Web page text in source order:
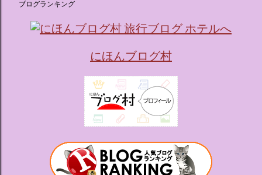
ブログランキング
にほんブログ村